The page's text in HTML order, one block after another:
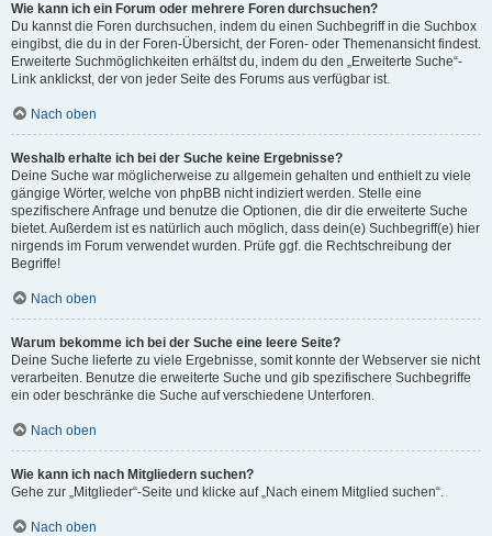
Wie kann ich ein Forum oder mehrere Foren durchsuchen?
Du kannst die Foren durchsuchen, indem du einen Suchbegriff in die Suchbox
eingibst, die du in der Foren-Übersicht, der Foren- oder Themenansicht findest.
Erweiterte Suchmöglichkeiten erhältst du, indem du den „Erweiterte Suche“-
Link anklickst, der von jeder Seite des Forums aus verfügbar ist.
Nach oben
Weshalb erhalte ich bei der Suche keine Ergebnisse?
Deine Suche war möglicherweise zu allgemein gehalten und enthielt zu viele
gängige Wörter, welche von phpBB nicht indiziert werden. Stelle eine
spezifischere Anfrage und benutze die Optionen, die dir die erweiterte Suche
bietet. Außerdem ist es natürlich auch möglich, dass dein(e) Suchbegriff(e) hier
nirgends im Forum verwendet wurden. Prüfe ggf. die Rechtschreibung der
Begriffe!
Nach oben
Warum bekomme ich bei der Suche eine leere Seite?
Deine Suche lieferte zu viele Ergebnisse, somit konnte der Webserver sie nicht
verarbeiten. Benutze die erweiterte Suche und gib spezifischere Suchbegriffe
ein oder beschränke die Suche auf verschiedene Unterforen.
Nach oben
Wie kann ich nach Mitgliedern suchen?
Gehe zur „Mitglieder“-Seite und klicke auf „Nach einem Mitglied suchen“.
Nach oben